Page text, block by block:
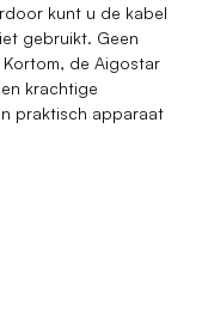
kunt u de kabel
gebruikt. Geen
de Aigostar
krachtige
praktisch apparaat